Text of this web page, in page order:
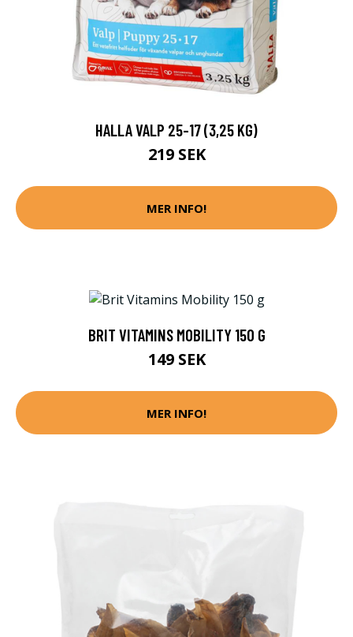
HALLA VALP 25-17 (3,25 KG)
219 SEK
MER INFO!
BRIT VITAMINS MOBILITY 150 G
149 SEK
MER INFO!